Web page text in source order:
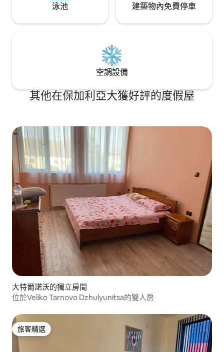
泳池 建築物內免費停車
空調設備
其他在保加利亞大獲好評的度假屋
大特爾諾沃的獨立房間
位於Veliko Tarnovo Dzhulyunitsa的雙人房
旅客精選
旅客精選